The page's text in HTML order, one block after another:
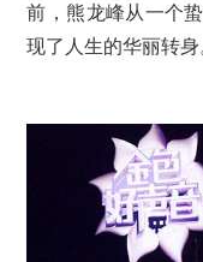
前，熊龙峰从一个
现了人生的华丽转身